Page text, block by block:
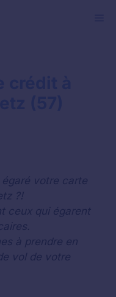
égaré votre carte
?!
ceux qui égarent
à prendre en
vol de votre